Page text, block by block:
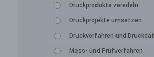
Druckprodukte veredeln
Druckprojekte umsetzen
Druckverfahren und
Mess- und Prüfverfahren